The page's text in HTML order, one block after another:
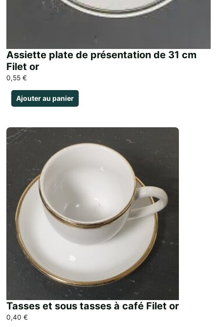
Assiette plate de présentation de 31 cm
Filet or
0,55 €
Ajouter au panier
Tasses et sous tasses à café Filet or
0,40 €